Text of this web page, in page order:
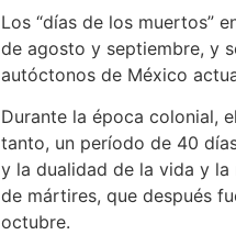
Los “días de los muertos”
de agosto y septiembre, y
autóctonos de México
Durante la época colonial,
tanto, un período de 40
y la dualidad de la vida y
de mártires, que después
octubre.